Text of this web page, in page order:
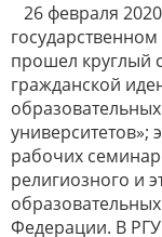
26 февраля
прошел круглый
гражданской
университетов»;
рабочих
религиозного и
Федерации. В